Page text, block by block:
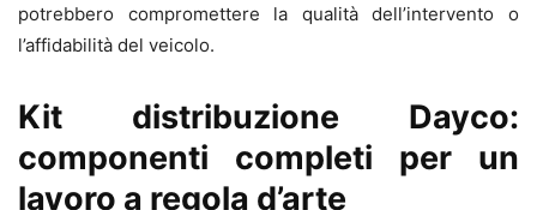
potrebbero compromettere la qualità dell’intervento o
l’affidabilità del veicolo.
Kit distribuzione Dayco:
componenti completi per un
lavoro a regola d’arte